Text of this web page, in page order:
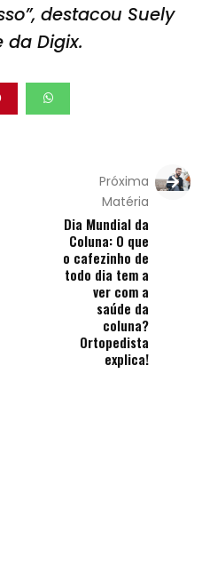
destacou Suely
da Digix.
Próxima
Matéria
Dia Mundial da
Coluna: O que
o cafezinho de
todo dia tem a
ver com a
saúde da
coluna?
Ortopedista
explica!